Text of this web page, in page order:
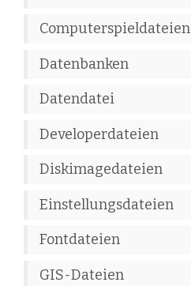
Computerspieldateien
Datenbanken
Datendatei
Developerdateien
Diskimagedateien
Einstellungsdateien
Fontdateien
GIS-Dateien